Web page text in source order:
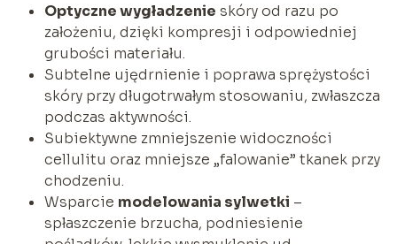
Optyczne wygładzenie skóry od razu po
założeniu, dzięki kompresji i odpowiedniej
grubości materiału.
Subtelne ujędrnienie i poprawa sprężystości
skóry przy długotrwałym stosowaniu, zwłaszcza
podczas aktywności.
Subiektywne zmniejszenie widoczności
cellulitu oraz mniejsze „falowanie” tkanek przy
chodzeniu.
Wsparcie modelowania sylwetki –
spłaszczenie brzucha, podniesienie